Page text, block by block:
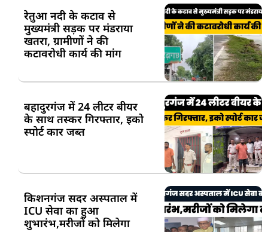
रेतुआ नदी के कटाव से
मुख्यमंत्री सड़क पर मंडराया
खतरा, ग्रामीणों ने की
कटावरोधी कार्य की मांग
बहादुरगंज में 24 लीटर बीयर
के साथ तस्कर गिरफ्तार, इको
स्पोर्ट कार जब्त
किशनगंज सदर अस्पताल में
ICU सेवा का हुआ
शुभारंभ,मरीजों को मिलेगा